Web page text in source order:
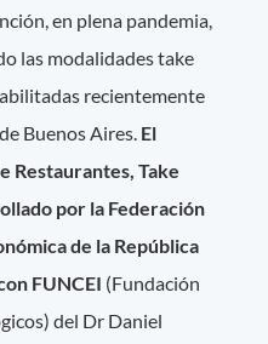
en plena pandemia,
las modalidades take
recientemente
Buenos Aires. El
Restaurantes, Take
por la Federación
de la República
FUNCEI (Fundación
del Dr Daniel